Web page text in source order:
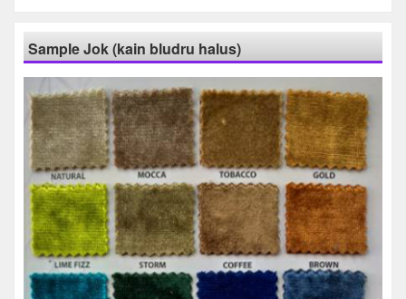
Sample Jok (kain bludru halus)